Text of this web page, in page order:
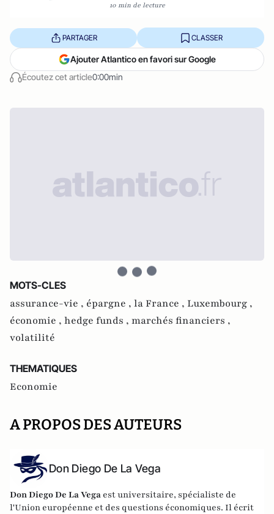
10 min de lecture
Écoutez cet article0:00min
PARTAGER CLASSER
Ajouter Atlantico en favori sur Google
MOTS-CLES
assurance-vie , épargne , la France , Luxembourg ,
économie , hedge funds , marchés financiers ,
volatilité
THEMATIQUES
Economie
A PROPOS DES AUTEURS
Don Diego De La Vega
Don Diego De La Vega est universitaire, spécialiste de
l'Union européenne et des questions économiques. Il écrit